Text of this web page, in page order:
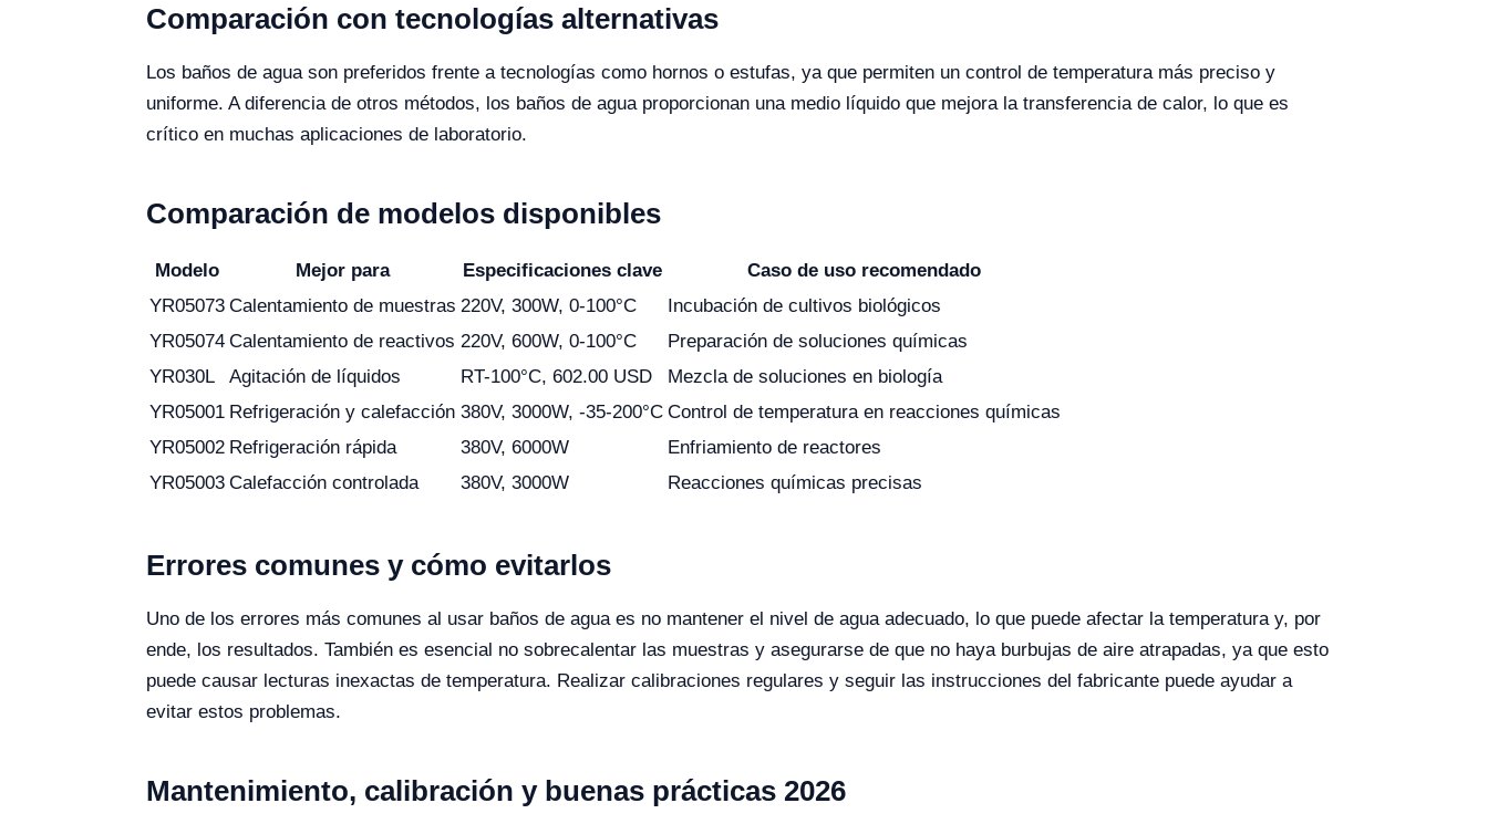
Comparación con tecnologías alternativas
Los baños de agua son preferidos frente a tecnologías como hornos o estufas, ya que permiten un control de temperatura más preciso y
uniforme. A diferencia de otros métodos, los baños de agua proporcionan una medio líquido que mejora la transferencia de calor, lo que es
crítico en muchas aplicaciones de laboratorio.
Comparación de modelos disponibles
Modelo Mejor para Especificaciones clave
Caso de uso recomendado
YR05073 Calentamiento de muestras 220V, 300W, 0-100°C
Incubación de cultivos biológicos
YR05074 Calentamiento de reactivos 220V, 600W, 0-100°C
Preparación de soluciones químicas
YR030L
Agitación de líquidos RT-100°C, 602.00 USD
Mezcla de soluciones en biología
YR05001 Refrigeración y calefacción 380V, 3000W, -35-200°C Control de temperatura en reacciones químicas
YR05002 Refrigeración rápida 380V, 6000W
Enfriamiento de reactores
YR05003 Calefacción controlada 380V, 3000W Reacciones químicas precisas
Errores comunes y cómo evitarlos
Uno de los errores más comunes al usar baños de agua es no mantener el nivel de agua adecuado, lo que puede afectar la temperatura y, por
ende, los resultados. También es esencial no sobrecalentar las muestras y asegurarse de que no haya burbujas de aire atrapadas, ya que esto
puede causar lecturas inexactas de temperatura. Realizar calibraciones regulares y seguir las instrucciones del fabricante puede ayudar a
evitar estos problemas.
Mantenimiento, calibración y buenas prácticas 2026